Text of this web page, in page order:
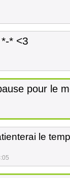
* <3
pour le
le